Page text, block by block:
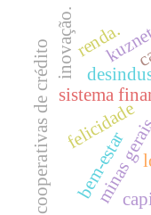
inovação.
sistema
minas
felicidade
bem-estar
cooperativas de crédito renda.